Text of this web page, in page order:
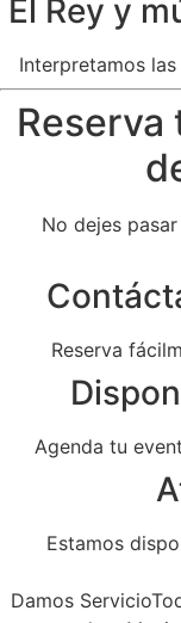
El Rey y
Interpretamos
Reserva
No dejes
Reserva
Agenda tu
Estamos
Damos